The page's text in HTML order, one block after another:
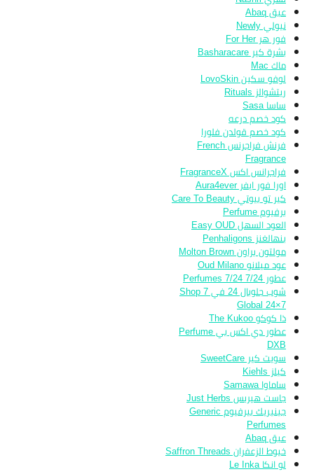
عبق Abaq
نيولي Newly
فور هر For Her
بشرة كير Basharacare
ماك Mac
لوفو سكين LovoSkin
ريتشوالز Rituals
ساسا Sasa
كود خصم درعه
كود خصم قولدن فلورا
فرنش فراجرنس French
Fragrance
فراجرانس اكس FragranceX
اورا فور ايفر Aura4ever
كير تو بيوتي Care To Beauty
برفيوم Perfume
العود السهل Easy OUD
بنهالغنز Penhaligons
مولتون براون Molton Brown
عود ميلانو Oud Milano
عطور 7/24 7/24 Perfumes
شوب جلوبال 24 في 7 Shop
Global 24×7
ذا كوكو The Kukoo
عطور دي اكس بي Perfume
DXB
سويت كير SweetCare
كيلز Kiehls
ساماوا Samawa
جاست هيربس Just Herbs
جينيريك بيرفيوم Generic
Perfumes
عبق Abaq
خيوط الزعفران Saffron Threads
لو انكا Le Inka